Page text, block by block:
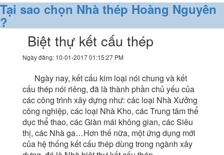
Tại sao chọn Nhà thép Hoàng Nguyên
?
Biệt thự kết cấu thép
Ngày đăng: 10-01-2017 01:15:27 PM
Ngày nay, kết cấu kim loại nói chung và kết
cấu thép nói riêng, đã là thành phần chủ yếu của
các công trình xây dựng như: các loại Nhà Xưởng
công nghiệp, các loại Nhà Kho, các Trung tâm thể
dục thể thao, các Giàn mái không gian, các Siêu
thị, các Nhà ga…Hơn thế nữa, một ứng dụng mới
của hệ thống kết cấu thép dùng trong ngành xây